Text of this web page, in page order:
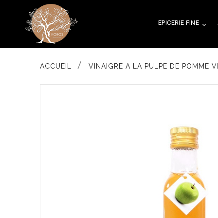

EPICERIE FINE
ACCUEIL VINAIGRE A LA PULPE DE POMME